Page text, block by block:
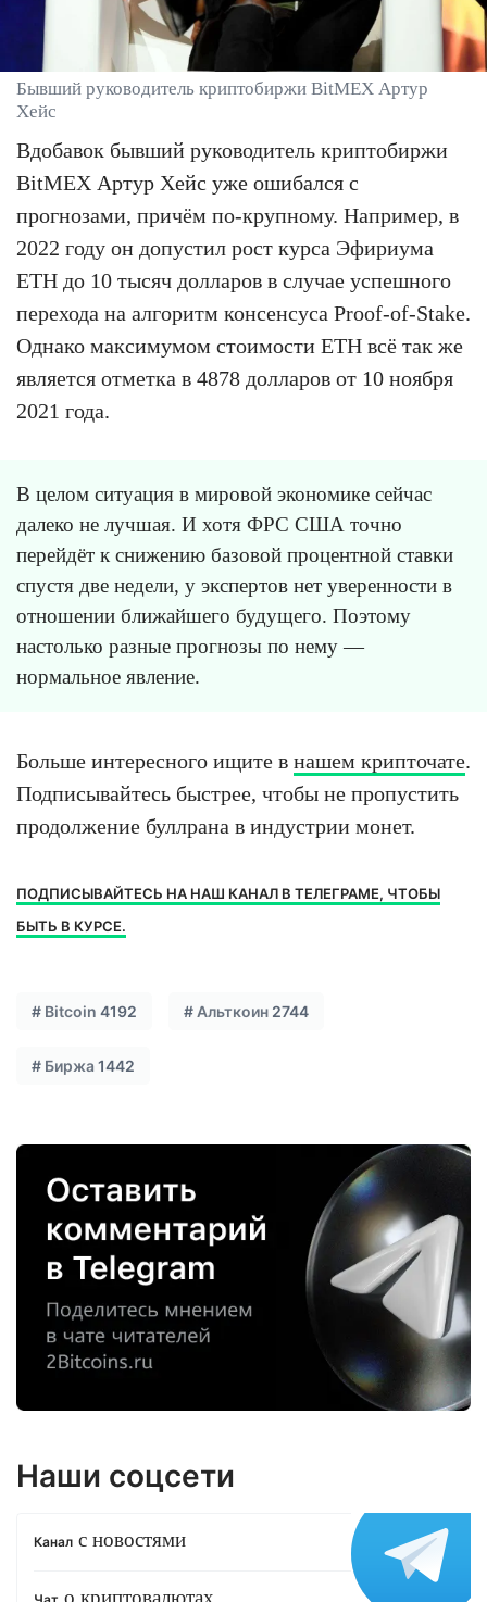
Бывший руководитель криптобиржи BitMEX Артур
Хейс
Вдобавок бывший руководитель криптобиржи
BitMEX Артур Хейс уже ошибался с
прогнозами, причём по-крупному. Например, в
2022 году он допустил рост курса Эфириума
ETH до 10 тысяч долларов в случае успешного
перехода на алгоритм консенсуса Proof-of-Stake.
Однако максимумом стоимости ETH всё так же
является отметка в 4878 долларов от 10 ноября
2021 года.
В целом ситуация в мировой экономике сейчас
далеко не лучшая. И хотя ФРС США точно
перейдёт к снижению базовой процентной ставки
спустя две недели, у экспертов нет уверенности в
отношении ближайшего будущего. Поэтому
настолько разные прогнозы по нему —
нормальное явление.
Больше интересного ищите в нашем крипточате.
Подписывайтесь быстрее, чтобы не пропустить
продолжение буллрана в индустрии монет.
ПОДПИСЫВАЙТЕСЬ НА НАШ КАНАЛ В ТЕЛЕГРАМЕ, ЧТОБЫ
БЫТЬ В КУРСЕ.
# Bitcoin 4192 # Альткоин 2744
# Биржа 1442
Наши соцсети
Канал с новостями
о криптовалютах